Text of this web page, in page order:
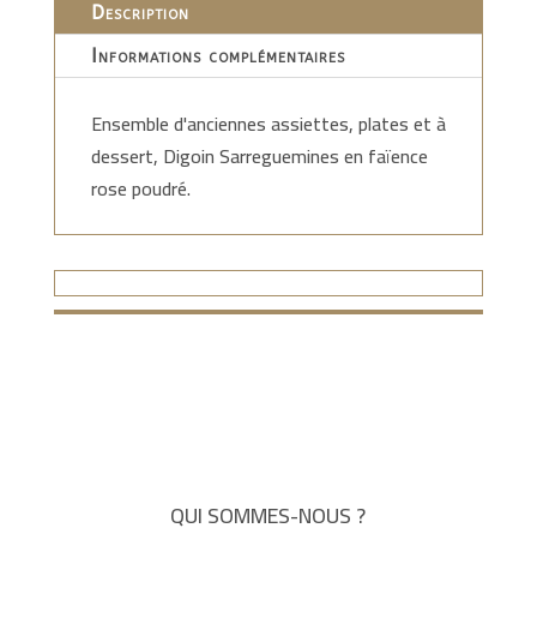
Description
Informations complémentaires
Ensemble d'anciennes assiettes, plates et à
dessert, Digoin Sarreguemines en faïence
rose poudré.
QUI SOMMES-NOUS ?